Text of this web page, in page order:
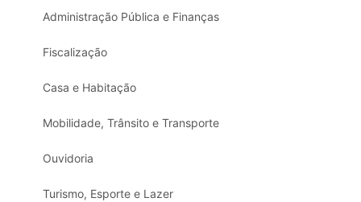
Administração Pública e Finanças
Fiscalização
Casa e Habitação
Mobilidade, Trânsito e Transporte
Ouvidoria
Turismo, Esporte e Lazer